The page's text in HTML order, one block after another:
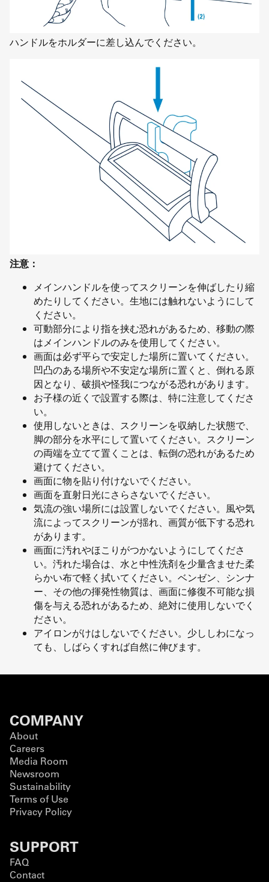
ハンドルをホルダーに差し込んでください。
注意：
メインハンドルを使ってスクリーンを伸ばしたり縮
めたりしてください。生地には触れないようにして
ください。
可動部分により指を挟む恐れがあるため、移動の際
はメインハンドルのみを使用してください。
画面は必ず平らで安定した場所に置いてください。
凹凸のある場所や不安定な場所に置くと、倒れる原
因となり、破損や怪我につながる恐れがあります。
お子様の近くで設置する際は、特に注意してくださ
い。
使用しないときは、スクリーンを収納した状態で、
脚の部分を水平にして置いてください。スクリーン
の両端を立てて置くことは、転倒の恐れがあるため
避けてください。
画面に物を貼り付けないでください。
画面を直射日光にさらさないでください。
気流の強い場所には設置しないでください。風や気
流によってスクリーンが揺れ、画質が低下する恐れ
があります。
画面に汚れやほこりがつかないようにしてくださ
い。汚れた場合は、水と中性洗剤を少量含ませた柔
らかい布で軽く拭いてください。ベンゼン、シンナ
ー、その他の揮発性物質は、画面に修復不可能な損
傷を与える恐れがあるため、絶対に使用しないでく
ださい。
アイロンがけはしないでください。少ししわになっ
ても、しばらくすれば自然に伸びます。
COMPANY
About
Careers
Media Room
Newsroom
Sustainability
Terms of Use
Privacy Policy
SUPPORT
FAQ
Contact